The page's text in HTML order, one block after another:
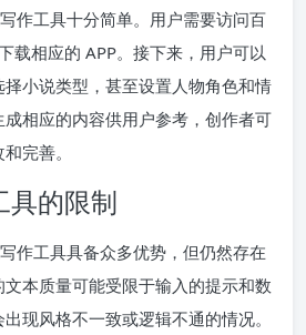
作工具十分简单。用户需要访问百
载相应的 APP。接下来，用户可以
小说类型，甚至设置人物角色和情
相应的内容供用户参考，创作者可
完善。
具的限制
作工具具备众多优势，但仍然存在
本质量可能受限于输入的提示和数
现风格不一致或逻辑不通的情况。